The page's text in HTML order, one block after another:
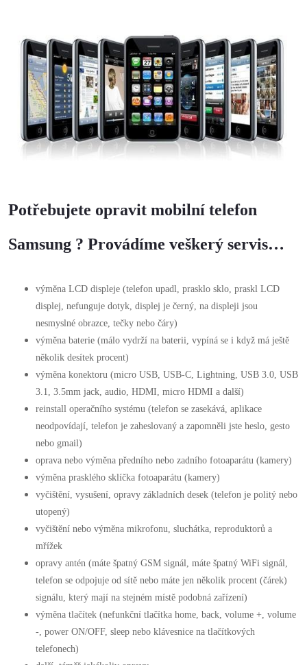
Potřebujete opravit mobilní telefon
Samsung ? Provádíme veškerý servis…
výměna LCD displeje (telefon upadl, prasklo sklo, praskl LCD
displej, nefunguje dotyk, displej je černý, na displeji jsou
nesmyslné obrazce, tečky nebo čáry)
výměna baterie (málo vydrží na baterii, vypíná se i když má ještě
několik desítek procent)
výměna konektoru (micro USB, USB-C, Lightning, USB 3.0, USB
3.1, 3.5mm jack, audio, HDMI, micro HDMI a další)
reinstall operačního systému (telefon se zasekává, aplikace
neodpovídají, telefon je zaheslovaný a zapomněli jste heslo, gesto
nebo gmail)
oprava nebo výměna předního nebo zadního fotoaparátu (kamery)
výměna prasklého sklíčka fotoaparátu (kamery)
vyčištění, vysušení, opravy základních desek (telefon je politý nebo
utopený)
vyčištění nebo výměna mikrofonu, sluchátka, reproduktorů a
mřížek
opravy antén (máte špatný GSM signál, máte špatný WiFi signál,
telefon se odpojuje od sítě nebo máte jen několik procent (čárek)
signálu, který mají na stejném místě podobná zařízení)
výměna tlačítek (nefunkční tlačítka home, back, volume +, volume
-, power ON/OFF, sleep nebo klávesnice na tlačítkových
telefonech)